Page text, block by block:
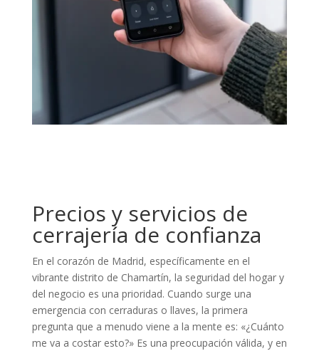
Precios y servicios de
cerrajería de confianza
En el corazón de Madrid, específicamente en el
vibrante distrito de Chamartín, la seguridad del hogar y
del negocio es una prioridad. Cuando surge una
emergencia con cerraduras o llaves, la primera
pregunta que a menudo viene a la mente es: «¿Cuánto
me va a costar esto?» Es una preocupación válida, y en